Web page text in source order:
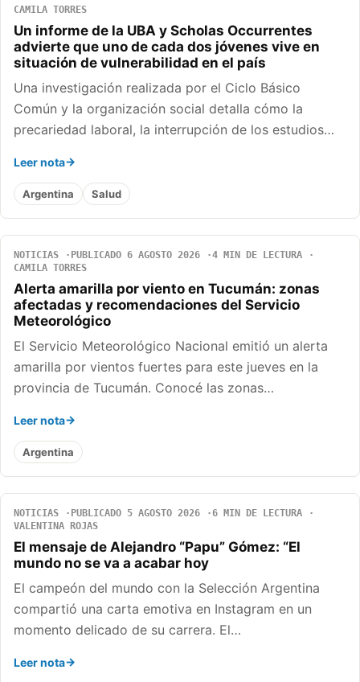
CAMILA TORRES
Un informe de la UBA y Scholas Occurrentes
advierte que uno de cada dos jóvenes vive en
situación de vulnerabilidad en el país
Una investigación realizada por el Ciclo Básico
Común y la organización social detalla cómo la
precariedad laboral, la interrupción de los estudios…
Leer nota
Argentina Salud
NOTICIAS PUBLICADO 6 AGOSTO 2026
4 MIN DE LECTURA
CAMILA TORRES
Alerta amarilla por viento en Tucumán: zonas
afectadas y recomendaciones del Servicio
Meteorológico
El Servicio Meteorológico Nacional emitió un alerta
amarilla por vientos fuertes para este jueves en la
provincia de Tucumán. Conocé las zonas…
Leer nota
Argentina
NOTICIAS PUBLICADO 5 AGOSTO 2026
6 MIN DE LECTURA
VALENTINA ROJAS
El mensaje de Alejandro “Papu” Gómez: “El
mundo no se va a acabar hoy
El campeón del mundo con la Selección Argentina
compartió una carta emotiva en Instagram en un
momento delicado de su carrera. El…
Leer nota